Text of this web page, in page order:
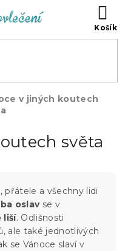
v jiných koutech
světa
přátele a všechny lidi
oslavse v
liší. Odlišnosti
ale také jednotlivých
se Vánoce slaví v